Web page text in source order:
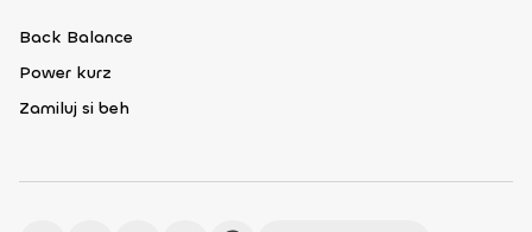
Back Balance
Power kurz
Zamiluj si beh